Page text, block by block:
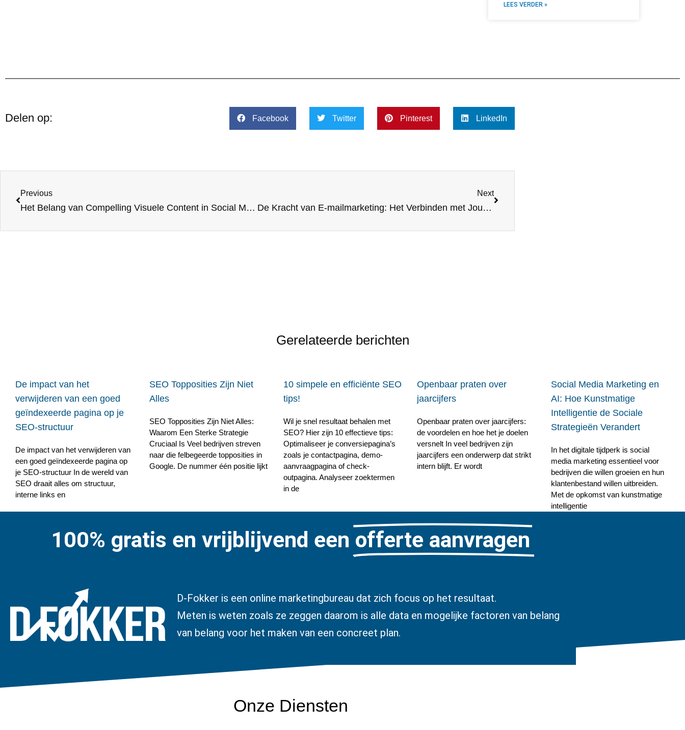
LEES VERDER »
Delen op: Facebook Twitter Pinterest LinkedIn
Previous
Het Belang van Compelling Visuele Content in Social Media Advertenties
Next
De Kracht van E-mailmarketing: Het Verbinden met Jouw Publiek
Gerelateerde berichten
De impact van het
verwijderen van een goed
geïndexeerde pagina op je
SEO-structuur
De impact van het verwijderen van
een goed geïndexeerde pagina op
je SEO-structuur In de wereld van
SEO draait alles om structuur,
interne links en
SEO Topposities Zijn Niet
Alles
SEO Topposities Zijn Niet Alles:
Waarom Een Sterke Strategie
Cruciaal Is Veel bedrijven streven
naar die felbegeerde topposities in
Google. De nummer één positie lijkt
10 simpele en efficiënte SEO
tips!
Wil je snel resultaat behalen met
SEO? Hier zijn 10 effectieve tips:
Optimaliseer je conversiepagina’s
zoals je contactpagina, demo-
aanvraagpagina of check-
outpagina. Analyseer zoektermen
in de
Openbaar praten over
jaarcijfers
Openbaar praten over jaarcijfers:
de voordelen en hoe het je doelen
versnelt In veel bedrijven zijn
jaarcijfers een onderwerp dat strikt
intern blijft. Er wordt
Social Media Marketing en
AI: Hoe Kunstmatige
Intelligentie de Sociale
Strategieën Verandert
In het digitale tijdperk is social
media marketing essentieel voor
bedrijven die willen groeien en hun
klantenbestand willen uitbreiden.
Met de opkomst van kunstmatige
intelligentie
100% gratis en vrijblijvend een offerte aanvragen
D-Fokker is een online marketingbureau dat zich focus op het resultaat.
Meten is weten zoals ze zeggen daarom is alle data en mogelijke factoren van belang
van belang voor het maken van een concreet plan.
Onze Diensten